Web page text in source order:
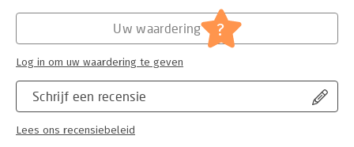
Organisatiekunde
Ondernemingsrecht
Schrijf een recensie
Lees ons recensiebeleid
Uw waardering ?
Log in om uw waardering te geven